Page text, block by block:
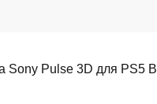
Sony Pulse 3D для PS5